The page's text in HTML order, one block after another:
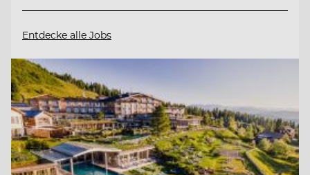
Entdecke alle Jobs